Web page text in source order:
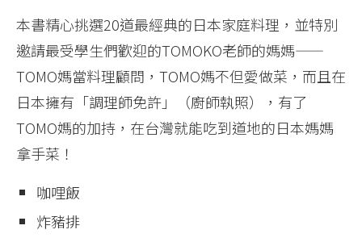
本書精心挑選20道最經典的日本家庭料理，並特別
邀請最受學生們歡迎的TOMOKO老師的媽媽——
TOMO媽當料理顧問，TOMO媽不但愛做菜，而且在
日本擁有「調理師免許」（廚師執照），有了
TOMO媽的加持，在台灣就能吃到道地的日本媽媽
拿手菜！
咖哩飯
炸豬排